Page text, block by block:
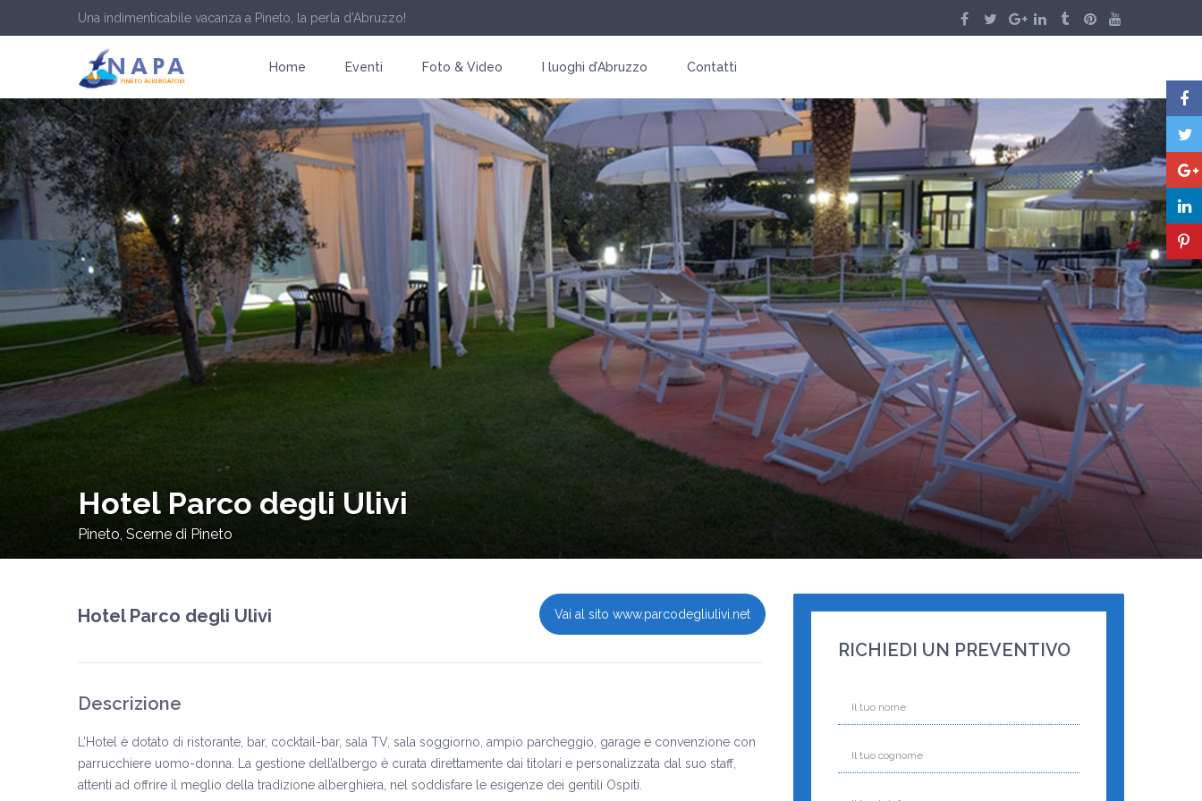
Una indimenticabile vacanza a Pineto, la perla d’Abruzzo!
Home Eventi Foto & Video I luoghi d’Abruzzo Contatti
click to see all
Hotel Parco degli Ulivi
Pineto, Scerne di Pineto
Hotel Parco degli Ulivi Vai al sito www.parcodegliulivi.net
Descrizione
L’Hotel è dotato di ristorante, bar, cocktail-bar, sala TV, sala soggiorno, ampio parcheggio, garage e convenzione con
parrucchiere uomo-donna. La gestione dell’albergo è curata direttamente dai titolari e personalizzata dal suo staff,
attenti ad offrire il meglio della tradizione alberghiera, nel soddisfare le esigenze dei gentili Ospiti.
RICHIEDI UN PREVENTIVO